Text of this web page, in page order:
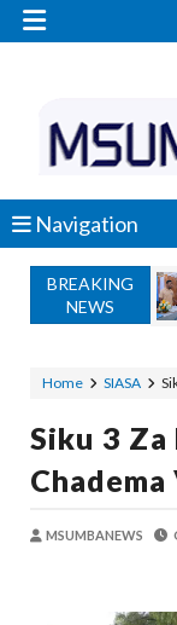

Navigation
BREAKING
NEWS
Home SIASA
Siku 3 Za
Chadema
MSUMBANEWS